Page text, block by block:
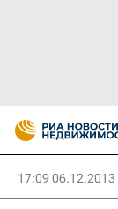
17:09 06.12.2013